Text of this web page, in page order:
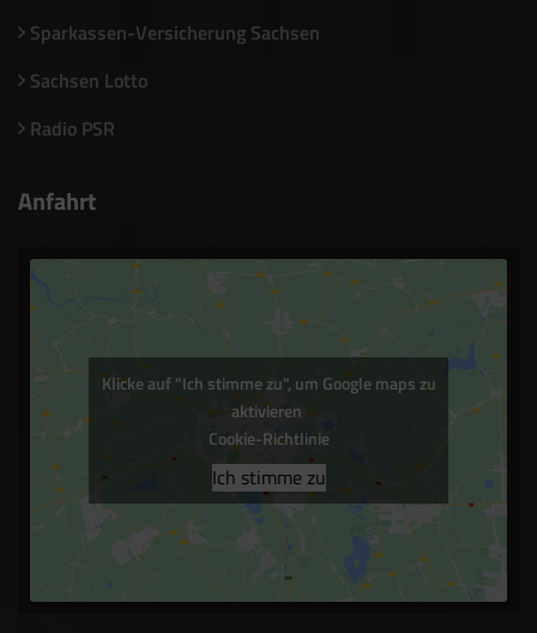
Sparkassen-Versicherung Sachsen
Sachsen Lotto
Radio PSR
Anfahrt
Klicke auf "Ich stimme zu", um Google maps zu
aktivieren
Cookie-Richtlinie
Ich stimme zu